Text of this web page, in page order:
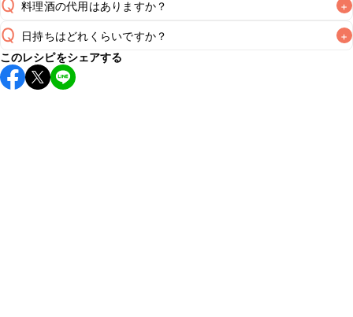
Q 料理酒の代用はありますか？ +
A
Q 日持ちはどれくらいですか？ +
こちらのレシピは出来たてをお召し上がりいただくことをお
すすめします。
このレシピをシェアする